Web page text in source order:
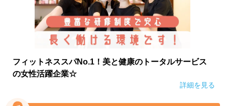
あなたに合う仕事を診断！ 動画で対策講座をチェック
就活ニュースペーパー
就活時事ニュースを更新
よくある質問
フィットネススパNo.1！美と健康のトータルサービス
の女性活躍企業☆
詳細を見る